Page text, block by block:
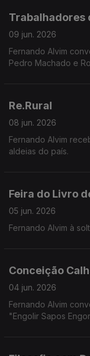
Trabalhadores
09 jun. 2026
Fernando Alvim
Pedro Machado e
Re.Rural
08 jun. 2026
Fernando Alvim
aldeias do país.
Feira do Livro
05 jun. 2026
Fernando Alvim à
Conceição
04 jun. 2026
Fernando Alvim
"Engolir Sapos